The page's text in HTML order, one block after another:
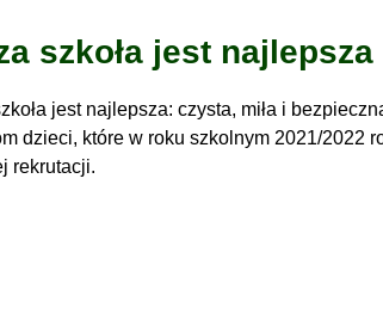
szkoła jest najlepsza
jest najlepsza: czysta, miła i
dzieci, które w roku szkolnym 2021/2022
rekrutacji.